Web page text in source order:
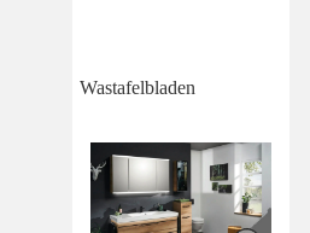
Wastafelbladen